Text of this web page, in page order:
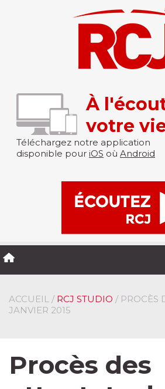
À
votre
Téléchargez notre application
disponible pour iOS où Android
ACCUEIL / RCJ STUDIO / PROCÈS
JANVIER 2015
Procès des